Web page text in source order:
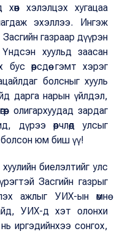
хэлэлцэх хугацаа
эхэллээ. Ингэж
газраар дүүрэн
хуульд заасан
өөрсдөө гэмт хэрэг
болсныг хууль
дарга нарын үйлдэл,
олигархуудад зардаг
өөрчлөөд улсыг
юм биш үү!
биелэлтийг улс
Засгийн газрыг
ажлыг УИХ-ын өмнө
УИХ-д хэт олонхи
иргэдийнхээ сонгох,